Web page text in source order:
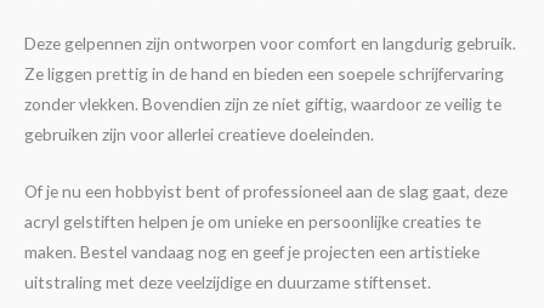
Deze gelpennen zijn ontworpen voor comfort en langdurig gebruik.
Ze liggen prettig in de hand en bieden een soepele schrijfervaring
zonder vlekken. Bovendien zijn ze niet giftig, waardoor ze veilig te
gebruiken zijn voor allerlei creatieve doeleinden.
Of je nu een hobbyist bent of professioneel aan de slag gaat, deze
acryl gelstiften helpen je om unieke en persoonlijke creaties te
maken. Bestel vandaag nog en geef je projecten een artistieke
uitstraling met deze veelzijdige en duurzame stiftenset.